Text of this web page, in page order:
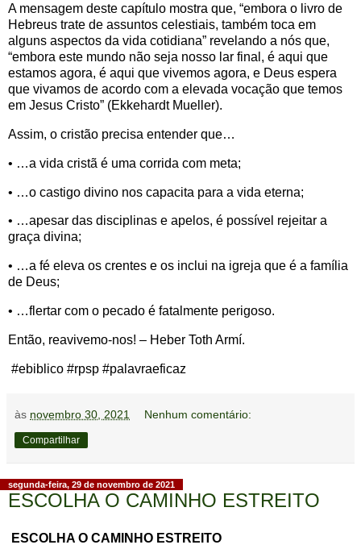
A mensagem deste capítulo mostra que, “embora o livro de
Hebreus trate de assuntos celestiais, também toca em
alguns aspectos da vida cotidiana” revelando a nós que,
“embora este mundo não seja nosso lar final, é aqui que
estamos agora, é aqui que vivemos agora, e Deus espera
que vivamos de acordo com a elevada vocação que temos
em Jesus Cristo” (Ekkehardt Mueller).
Assim, o cristão precisa entender que…
• …a vida cristã é uma corrida com meta;
• …o castigo divino nos capacita para a vida eterna;
• …apesar das disciplinas e apelos, é possível rejeitar a
graça divina;
• …a fé eleva os crentes e os inclui na igreja que é a família
de Deus;
• …flertar com o pecado é fatalmente perigoso.
Então, reavivemo-nos! – Heber Toth Armí.
#ebiblico #rpsp #palavraeficaz
às novembro 30, 2021 Nenhum comentário:
Compartilhar
segunda-feira, 29 de novembro de 2021
ESCOLHA O CAMINHO ESTREITO
ESCOLHA O CAMINHO ESTREITO